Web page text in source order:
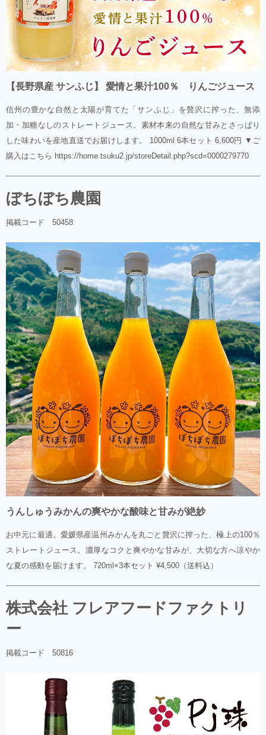
【長野県産 サンふじ】 愛情と果汁100％ りんごジュース
信州の豊かな自然と太陽が育てた「サンふじ」を贅沢に搾った、無添
加・加糖なしのストレートジュース。素材本来の自然な甘みとさっぱり
した味わいを産地直送でお届けします。 1000ml 6本セット 6,600円 ▼ご
購入はこちら https://home.tsuku2.jp/storeDetail.php?scd=0000279770
ぼちぼち農園
掲載コード 50458
うんしゅうみかんの爽やかな酸味と甘みが絶妙
お中元に最適。愛媛県産温州みかんを丸ごと贅沢に搾った、極上の100％
ストレートジュース。濃厚なコクと爽やかな甘みが、大切な方へ涼やか
な夏の感動を届けます。 720ml×3本セット ¥4,500（送料込）
株式会社 フレアフードファクトリ
ー
掲載コード 50816